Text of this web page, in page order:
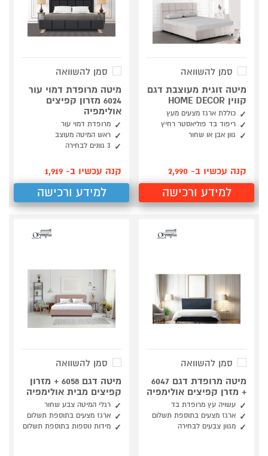
סמן להשוואה
מיטה זוגית מעוצבת דגם
קווין HOME DECOR
כוללת ארגז מצעים מעץ
ריפוד בד פוליאסטר רחיץ
גוון אבן או שחור
קנה עכשיו ב- 2,990
למידע ורכישה
סמן להשוואה
מיטה מרופדת דמוי עור
6024 מזרון קפיצים
אולימפיה
מרופדת דמוי עור
ראש המיטה מעוצב
3 גוונים לבחירה
קנה עכשיו ב- 1,919
למידע ורכישה
סמן להשוואה
מיטה מרופדת דגם 6047
+ מזרן קפיצים אולימפיה
עשויה עץ מרופדת בד
ארגז מצעים בתוספת תשלום
מגוון צבעים לבחירה
סמן להשוואה
מיטה דגם 6058 + מזרון
קפיצים מבית אולימפיה
רגלי המיטה צבע שחור
ארגז מצעים בתוספת תשלום
מידות נוספות בתוספת תשלום